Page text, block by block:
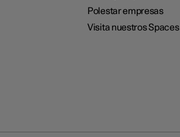
Polestar empresas
Visita nuestros Spaces